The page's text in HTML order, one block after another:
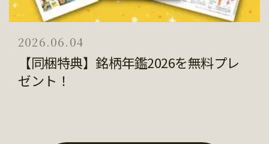
2026.06.04
【同梱特典】銘柄年鑑2026を無料プレ
ゼント！